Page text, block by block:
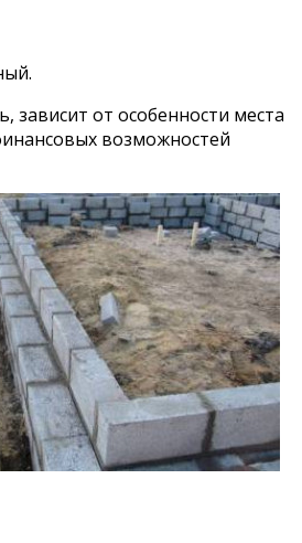
зависит от особенности места
возможностей